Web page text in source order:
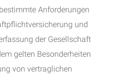
Anforderungen
und
der Gesellschaft
gelten Besonderheiten
von vertraglichen